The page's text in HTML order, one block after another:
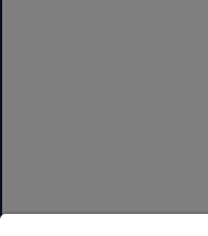
na pierwsze